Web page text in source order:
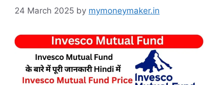
24 March 2025 by mymoneymaker.in